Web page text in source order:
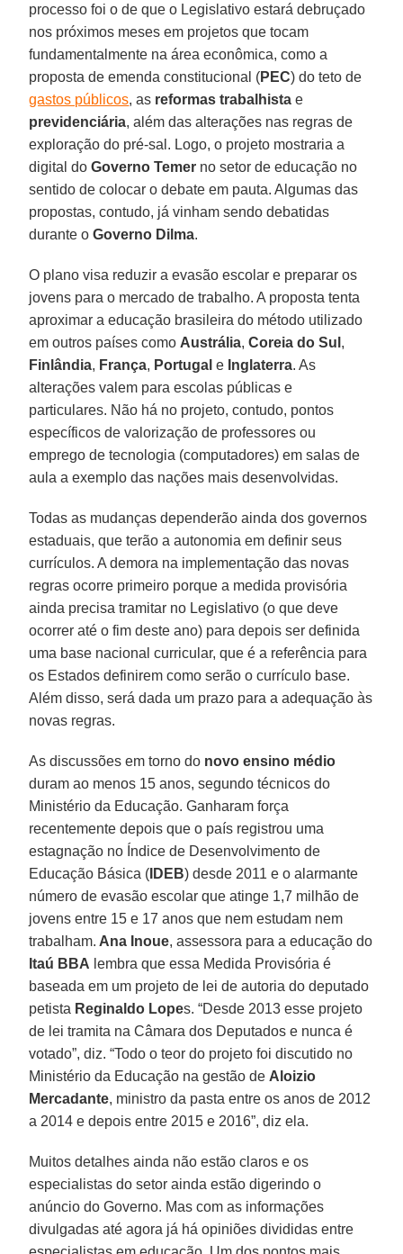
processo foi o de que o Legislativo estará debruçado
nos próximos meses em projetos que tocam
fundamentalmente na área econômica, como a
proposta de emenda constitucional (PEC) do teto de
gastos públicos, as reformas trabalhista e
previdenciária, além das alterações nas regras de
exploração do pré-sal. Logo, o projeto mostraria a
digital doGoverno Temer no setor de educação no
sentido de colocar o debate em pauta. Algumas das
propostas, contudo, já vinham sendo debatidas
durante oGoverno Dilma.
O plano visa reduzir a evasão escolar e preparar os
jovens para o mercado de trabalho. A proposta tenta
aproximar a educação brasileira do método utilizado
em outros países como Austrália,Coreia do Sul ,
Finlândia, França, Portugal e Inglaterra. As
alterações valem para escolas públicas e
particulares. Não há no projeto, contudo, pontos
específicos de valorização de professores ou
emprego de tecnologia (computadores) em salas de
aula a exemplo das nações mais desenvolvidas.
Todas as mudanças dependerão ainda dos governos
estaduais, que terão a autonomia em definir seus
currículos. A demora na implementação das novas
regras ocorre primeiro porque a medida provisória
ainda precisa tramitar no Legislativo (o que deve
ocorrer até o fim deste ano) para depois ser definida
uma base nacional curricular, que é a referência para
os Estados definirem como serão o currículo base.
Além disso, será dada um prazo para a adequação às
novas regras.
As discussões em torno do novo ensino médio
duram ao menos 15 anos, segundo técnicos do
Ministério da Educação. Ganharam força
recentemente depois que o país registrou uma
estagnação no Índice de Desenvolvimento de
Educação Básica ( IDEB) desde 2011 e o alarmante
número de evasão escolar que atinge 1,7 milhão de
jovens entre 15 e 17 anos que nem estudam nem
trabalham. Ana Inoue, assessora para a educação do
Itaú BBA lembra que essa Medida Provisória é
baseada em um projeto de lei de autoria do deputado
petista Reginaldo Lopes. “Desde 2013 esse projeto
de lei tramita na Câmara dos Deputados e nunca é
votado”, diz. “Todo o teor do projeto foi discutido no
Ministério da Educação na gestão de Aloizio
Mercadante, ministro da pasta entre os anos de 2012
a 2014 e depois entre 2015 e 2016”, diz ela.
Muitos detalhes ainda não estão claros e os
especialistas do setor ainda estão digerindo o
anúncio do Governo. Mas com as informações
divulgadas até agora já há opiniões divididas entre